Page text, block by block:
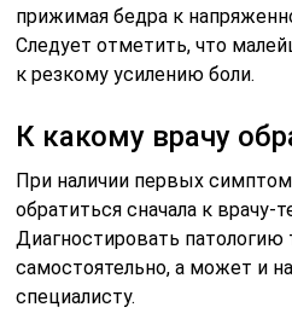
прижимая бедра к
Следует отметить, что
к резкому усилению боли.
К какому врачу
При наличии первых
обратиться сначала к врачу-
Диагностировать
самостоятельно, а может и
специалисту.